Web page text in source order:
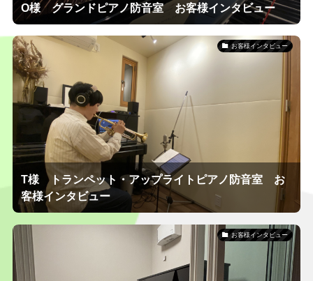
O様 グランドピアノ防音室 お客様インタビュー
お客様インタビュー
T様 トランペット・アップライトピアノ防音室 お
客様インタビュー
お客様インタビュー